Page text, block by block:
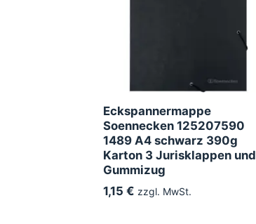
Eckspannermappe
Soennecken 125207590
1489 A4 schwarz 390g
Karton 3 Jurisklappen und
Gummizug
1,15 € zzgl. MwSt.